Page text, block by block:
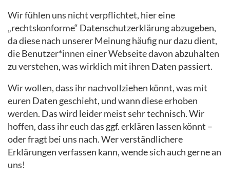
Wir fühlen uns nicht verpflichtet, hier eine
„rechtskonforme“ Datenschutzerklärung abzugeben,
da diese nach unserer Meinung häufig nur dazu dient,
die Benutzer*innen einer Webseite davon abzuhalten
zu verstehen, was wirklich mit ihren Daten passiert.
Wir wollen, dass ihr nachvollziehen könnt, was mit
euren Daten geschieht, und wann diese erhoben
werden. Das wird leider meist sehr technisch. Wir
hoffen, dass ihr euch das ggf. erklären lassen könnt –
oder fragt bei uns nach. Wer verständlichere
Erklärungen verfassen kann, wende sich auch gerne an
uns!